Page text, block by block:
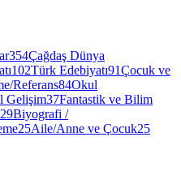
354Çağdaş Dünya
102Türk Edebiyatı91Çocuk ve
Referans84Okul
Gelişim37Fantastik ve Bilim
29Biyografi /
25Aile/Anne ve Çocuk25